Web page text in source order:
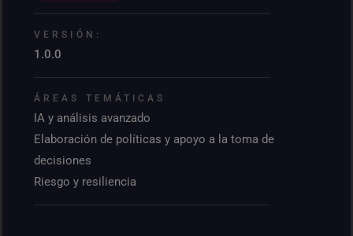
VERSIÓN:
1.0.0
ÁREAS TEMÁTICAS
IA y análisis avanzado
Elaboración de políticas y apoyo a la toma de
decisiones
Riesgo y resiliencia